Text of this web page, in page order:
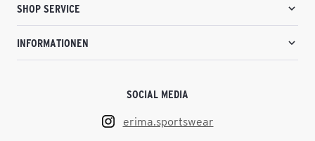
SHOP SERVICE
INFORMATIONEN
SOCIAL MEDIA
erima.sportswear